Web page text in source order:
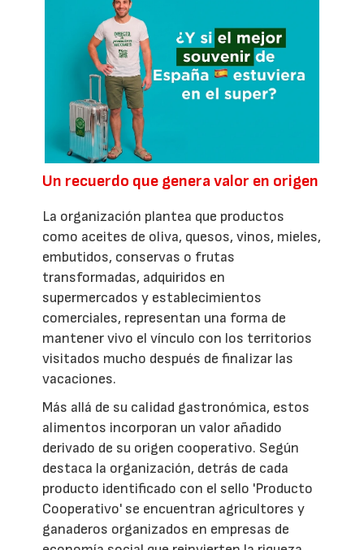
Un recuerdo que genera valor en origen
La organización plantea que productos
como aceites de oliva, quesos, vinos, mieles,
embutidos, conservas o frutas
transformadas, adquiridos en
supermercados y establecimientos
comerciales, representan una forma de
mantener vivo el vínculo con los territorios
visitados mucho después de finalizar las
vacaciones.
Más allá de su calidad gastronómica, estos
alimentos incorporan un valor añadido
derivado de su origen cooperativo. Según
destaca la organización, detrás de cada
producto identificado con el sello 'Producto
Cooperativo' se encuentran agricultores y
ganaderos organizados en empresas de